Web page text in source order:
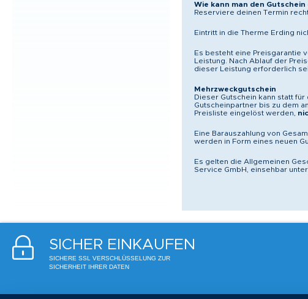
Wie kann man den Gutschein
Reserviere deinen Termin
Eintritt in die Therme Erding
Es besteht eine Preisgarantie
Leistung. Nach Ablauf der
dieser Leistung erforderlich
Mehrzweckgutschein
Dieser Gutschein kann statt
Gutscheinpartner bis zu dem
Preisliste eingelöst werden,
Eine Barauszahlung von
werden in Form eines neuen
Es gelten die Allgemeinen
Service GmbH, einsehbar unter
SICHER EINKAUFEN
SICHERE SSL VERSCHLÜSSELUNG ZUR
SICHERHEIT IHRER DATEN